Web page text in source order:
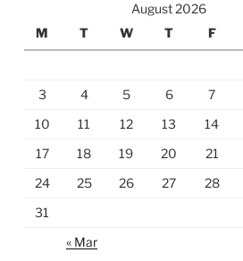
August 2026
M
T W T F
3
4 5 6 7
10
11 12 13 14
17
18 19 20 21
24
25 26 27 28
31
« Mar